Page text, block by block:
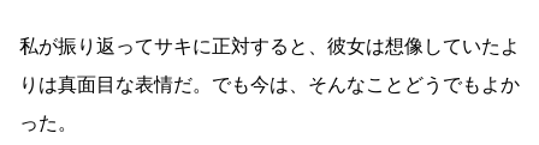
私が振り返ってサキに正対すると、彼女は想像していたよ
りは真面目な表情だ。でも今は、そんなことどうでもよか
った。